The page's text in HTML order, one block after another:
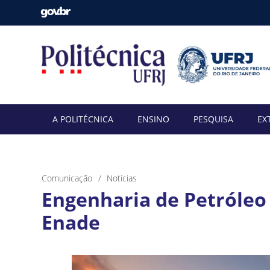
A POLITÉCNICA ENSINO PESQUISA
Comunicação Notícias
Engenharia de
Enade